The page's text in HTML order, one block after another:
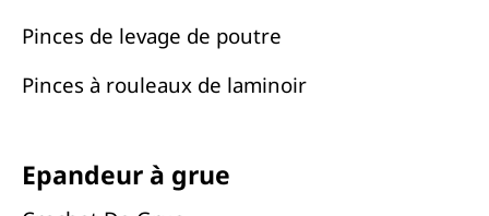
Pinces de levage de poutre
Pinces à rouleaux de laminoir
Epandeur à grue